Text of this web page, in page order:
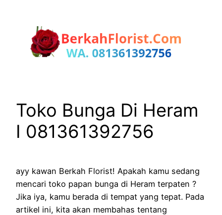
Toko Bunga Di Heram
I 081361392756
ayy kawan Berkah Florist! Apakah kamu sedang
mencari toko papan bunga di Heram terpaten ?
Jika iya, kamu berada di tempat yang tepat. Pada
artikel ini, kita akan membahas tentang